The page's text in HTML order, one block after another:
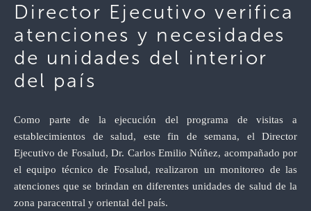
Director Ejecutivo verifica
atenciones y necesidades
de unidades del interior
del país
Como parte de la ejecución del programa de visitas a
establecimientos de salud, este fin de semana, el Director
Ejecutivo de Fosalud, Dr. Carlos Emilio Núñez, acompañado por
el equipo técnico de Fosalud, realizaron un monitoreo de las
atenciones que se brindan en diferentes unidades de salud de la
zona paracentral y oriental del país.